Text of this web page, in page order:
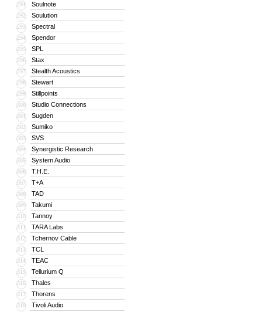
291 Soulnote
292 Soulution
293 Spectral
294 Spendor
295 SPL
296 Stax
297 Stealth Acoustics
298 Stewart
299 Stillpoints
300 Studio Connections
301 Sugden
302 Sumiko
303 SVS
304 Synergistic Research
305 System Audio
306 T.H.E.
307 T+A
308 TAD
309 Takumi
310 Tannoy
311 TARA Labs
312 Tchernov Cable
313 TCL
314 TEAC
315 Tellurium Q
316 Thales
317 Thorens
318 Tivoli Audio